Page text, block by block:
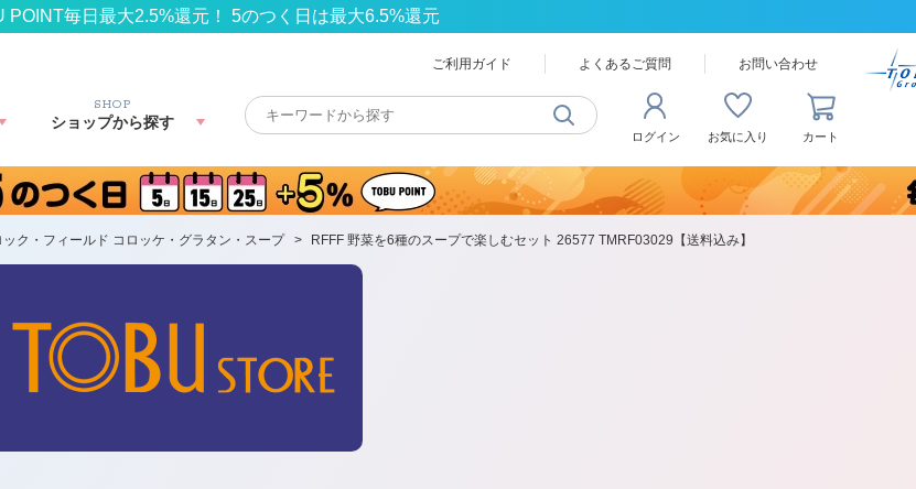
POINT毎日最大2.5%還元！ 5のつく日は最大6.5%還元
ご利用ガイド よくあるご質問 お問い合わせ
SHOP
ショップから探す
ログイン お気に入り カート
ック・フィールド コロッケ・グラタン・スープ > RFFF 野菜を6種のスープで楽しむセット 26577 TMRF03029【送料込み】